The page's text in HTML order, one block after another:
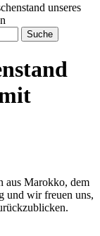
unseres
aus Marokko, dem
und wir freuen uns,